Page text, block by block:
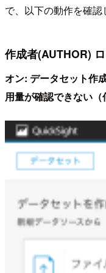
で、以下の動作を確認
作成者(AUTHOR)
オン: データセット作
用量が確認できない（